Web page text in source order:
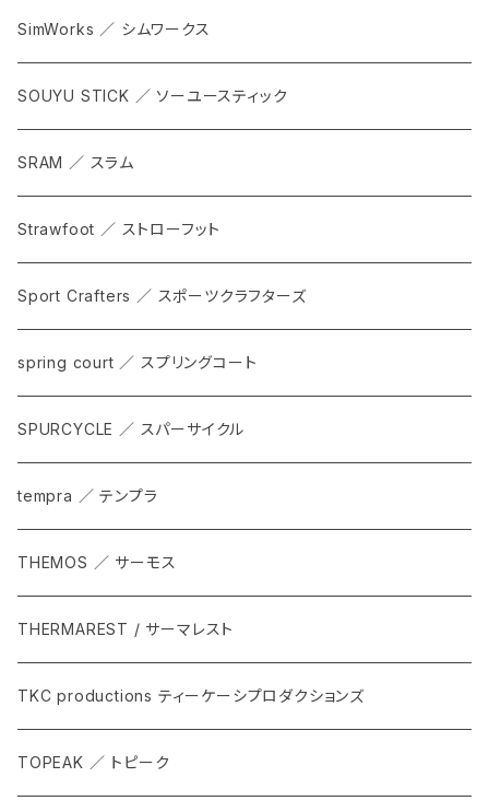
SimWorks ／ シムワークス
SOUYU STICK ／ ソーユースティック
SRAM ／ スラム
Strawfoot ／ ストローフット
Sport Crafters ／ スポーツクラフターズ
spring court ／ スプリングコート
SPURCYCLE ／ スパーサイクル
tempra ／ テンプラ
THEMOS ／ サーモス
THERMAREST / サーマレスト
TKC productions ティーケーシプロダクションズ
TOPEAK ／ トピーク